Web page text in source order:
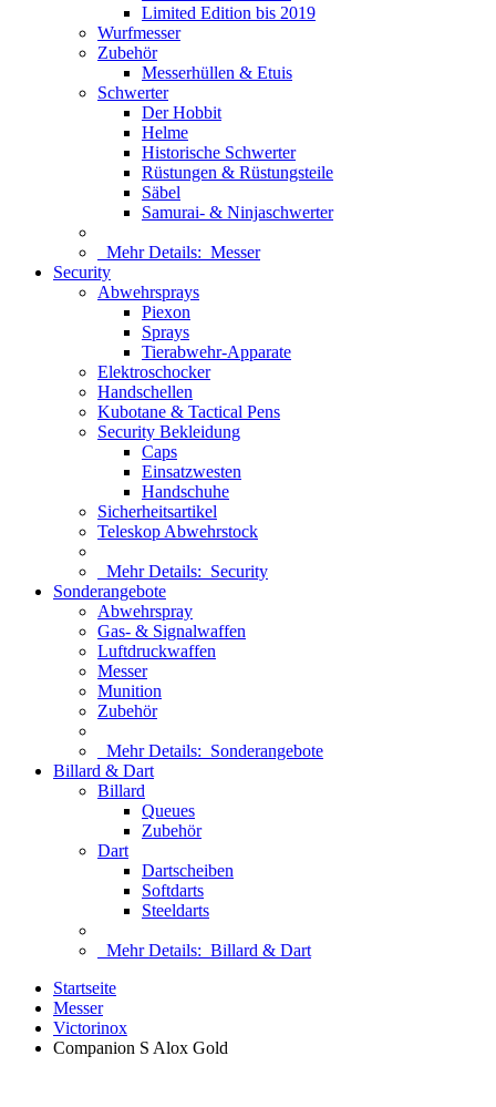
Limited Edition bis 2019
Wurfmesser
Zubehör
Messerhüllen & Etuis
Schwerter
Der Hobbit
Helme
Historische Schwerter
Rüstungen & Rüstungsteile
Säbel
Samurai- & Ninjaschwerter
Mehr Details: Messer
Security
Abwehrsprays
Piexon
Sprays
Tierabwehr-Apparate
Elektroschocker
Handschellen
Kubotane & Tactical Pens
Security Bekleidung
Caps
Einsatzwesten
Handschuhe
Sicherheitsartikel
Teleskop Abwehrstock
Mehr Details: Security
Sonderangebote
Abwehrspray
Gas- & Signalwaffen
Luftdruckwaffen
Messer
Munition
Zubehör
Mehr Details: Sonderangebote
Billard & Dart
Billard
Queues
Zubehör
Dart
Dartscheiben
Softdarts
Steeldarts
Mehr Details: Billard & Dart
Startseite
Messer
Victorinox
Companion S Alox Gold